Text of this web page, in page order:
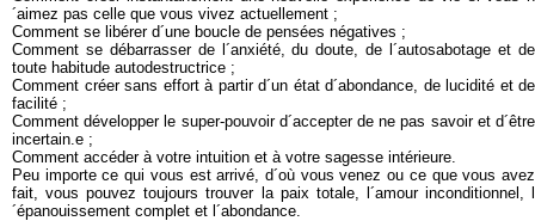
´aimez pas celle que vous vivez actuellement ;
Comment se libérer d´une boucle de pensées négatives ;
Comment se débarrasser de l´anxiété, du doute, de l´autosabotage et de
toute habitude autodestructrice ;
Comment créer sans effort à partir d´un état d´abondance, de lucidité et de
facilité ;
Comment développer le super-pouvoir d´accepter de ne pas savoir et d´être
incertain.e ;
Comment accéder à votre intuition et à votre sagesse intérieure.
Peu importe ce qui vous est arrivé, d´où vous venez ou ce que vous avez
fait, vous pouvez toujours trouver la paix totale, l´amour inconditionnel, l
´épanouissement complet et l´abondance.